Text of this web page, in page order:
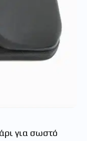
για σωστό